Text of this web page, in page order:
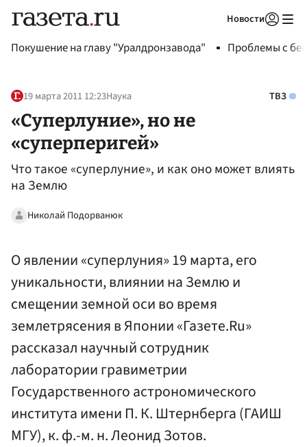
Новости
Покушение на главу "Уралдронзавода" Проблемы с
19 марта 2011 12:23Наука ТВЗ
«Суперлуние», но не
«суперперигей»
Что такое «суперлуние», и как оно может влиять
на Землю
Николай Подорванюк
О явлении «суперлуния» 19 марта, его
уникальности, влиянии на Землю и
смещении земной оси во время
землетрясения в Японии «Газете.Ru»
рассказал научный сотрудник
лаборатории гравиметрии
Государственного астрономического
института имени П. К. Штернберга (ГАИШ
МГУ), к. ф.-м. н. Леонид Зотов.